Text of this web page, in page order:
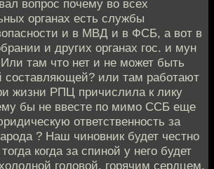
вопрос почему во всех
органах есть службы
и в МВД и в ФСБ, а вот в
и других органах гос. и мун
там что нет и не может быть
составляющей? или там работают
жизни РПЦ причислила к лику
бы не ввесте по мимо ССБ еще
ответственность за
? Наш чиновник будет честно
когда за спиной у него будет
головой, горячим сердцем,